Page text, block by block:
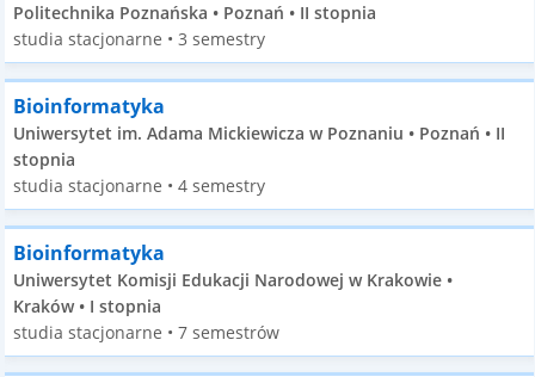
Politechnika Poznańska • Poznań • II stopnia
studia stacjonarne • 3 semestry
Bioinformatyka
Uniwersytet im. Adama Mickiewicza w Poznaniu • Poznań • II
stopnia
studia stacjonarne • 4 semestry
Bioinformatyka
Uniwersytet Komisji Edukacji Narodowej w Krakowie •
Kraków • I stopnia
studia stacjonarne • 7 semestrów